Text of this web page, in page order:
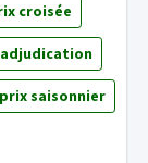
croisée
prix saisonnier